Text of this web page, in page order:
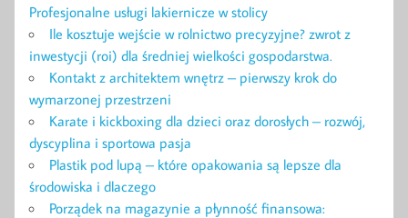
Profesjonalne usługi lakiernicze w stolicy
Ile kosztuje wejście w rolnictwo precyzyjne? zwrot z
inwestycji (roi) dla średniej wielkości gospodarstwa.
Kontakt z architektem wnętrz – pierwszy krok do
wymarzonej przestrzeni
Karate i kickboxing dla dzieci oraz dorosłych – rozwój,
dyscyplina i sportowa pasja
Plastik pod lupą – które opakowania są lepsze dla
środowiska i dlaczego
Porządek na magazynie a płynność finansowa: